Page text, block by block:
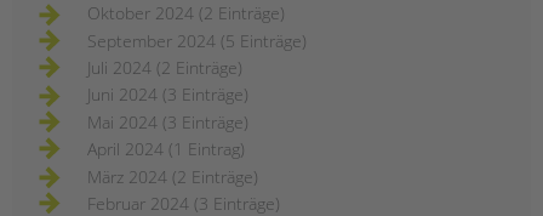
Oktober 2024 (2 Einträge)
September 2024 (5 Einträge)
Juli 2024 (2 Einträge)
Juni 2024 (3 Einträge)
Mai 2024 (3 Einträge)
April 2024 (1 Eintrag)
März 2024 (2 Einträge)
Februar 2024 (3 Einträge)